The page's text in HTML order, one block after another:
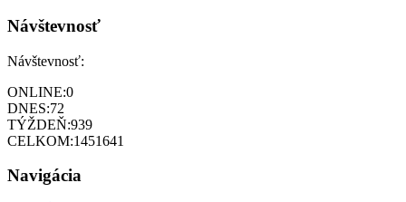
Návštevnosť
Návštevnosť:
ONLINE:0
DNES:72
TÝŽDEŇ:939
CELKOM:1451641
Navigácia